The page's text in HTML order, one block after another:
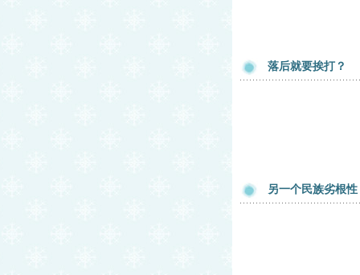
落后就要挨打？
另一个民族劣根性